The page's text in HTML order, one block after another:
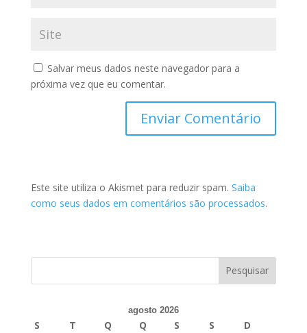
Salvar meus dados neste navegador para a
próxima vez que eu comentar.
Este site utiliza o Akismet para reduzir spam. Saiba
como seus dados em comentários são processados.
agosto 2026
S T Q Q S S
D